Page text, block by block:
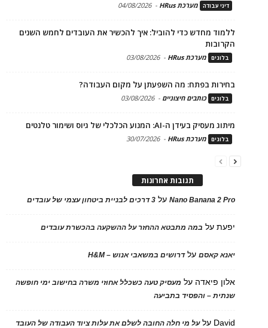
דיני עבודה מערכת HRus -
04/08/2026
ללמוד מחדש כדי להוביל: איך להכשיר את העובדים לחמש השנים
הקרובות
בלוגים מערכת HRus -
03/08/2026
בחירות בפתח: מה השפעתן על מקום העבודה?
בלוגים כותבים חיצוניים -
03/08/2026
מיתוג מעסיק בעידן ה-AI: המנוע הכלכלי של גיוס ושימור טלנטים
בלוגים מערכת HRus -
30/07/2026
תגובות אחרונות
Nano Banana 2 Proעל 3 דרכים לבניית ביטחון עצמי של עובדים
יפעתעל במה מתבטא ההחזר על ההשקעה בהכשרת עובדים
יאנא קאסםעלדרושים במשאבי אנוש – H&M
אלון פיאדה על מעסיק טעה כשכלל אחוזי משרה בחישוב ימי חופשה
שנתית – והפסיד בתביעה
David עלעל מי חלה החובה לשלם את עלות ציוד העבודה של העובד